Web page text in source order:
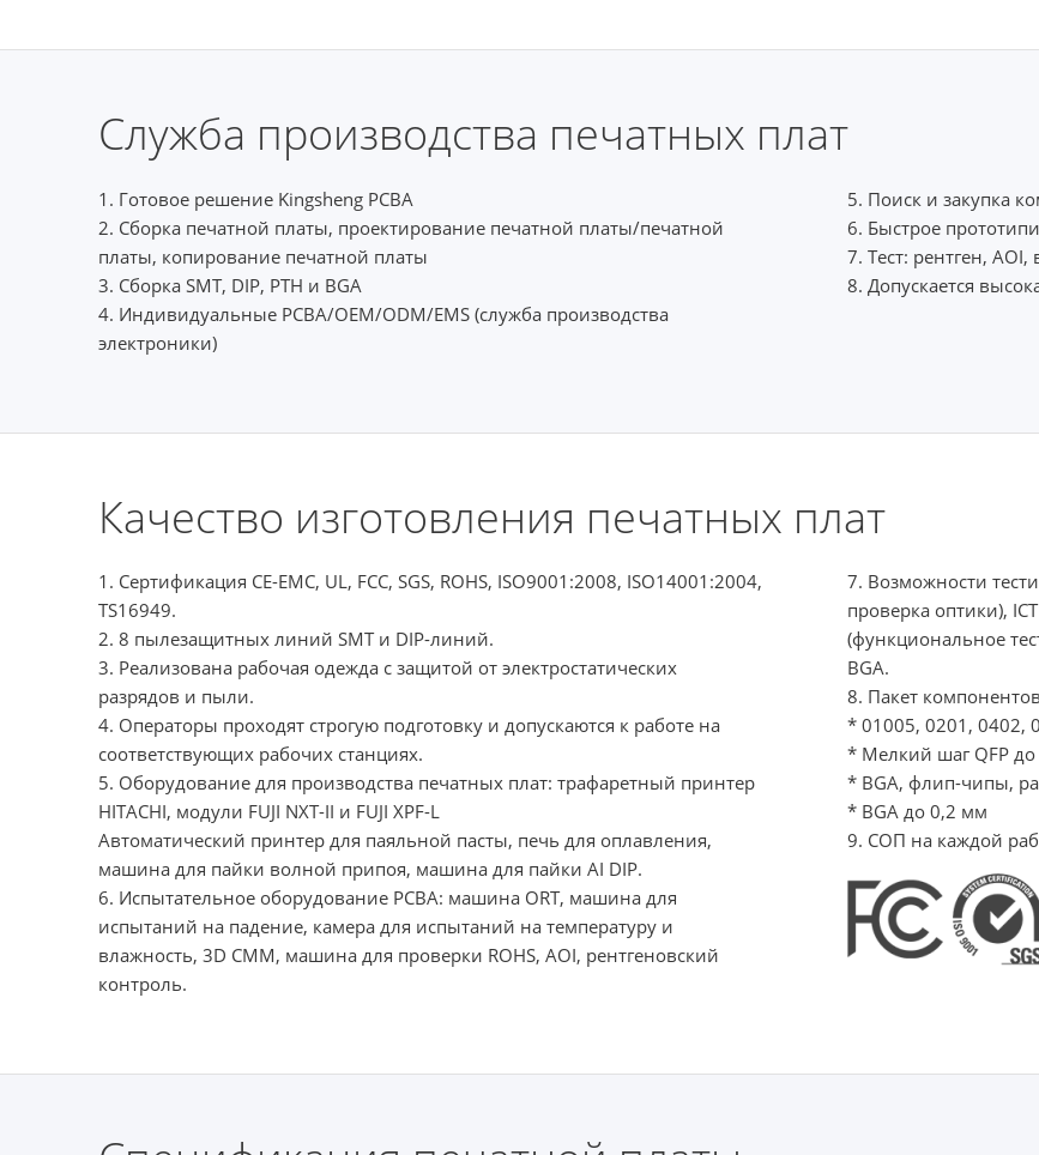
Служба производства печатных плат
1. Готовое решение Kingsheng PCBA
2. Сборка печатной платы, проектирование печатной платы/печатной
платы, копирование печатной платы
3. Сборка SMT, DIP, PTH и BGA
4. Индивидуальные PCBA/OEM/ODM/EMS (служба производства
электроники)
5. Поиск и закупка
6. Быстрое
7. Тест: рентген,
8. Допускается
Качество изготовления печатных плат
1. Сертификация CE-EMC, UL, FCC, SGS, ROHS, ISO9001:2008, ISO14001:2004,
TS16949.
2. 8 пылезащитных линий SMT и DIP-линий.
3. Реализована рабочая одежда с защитой от электростатических
разрядов и пыли.
4. Операторы проходят строгую подготовку и допускаются к работе на
соответствующих рабочих станциях.
5. Оборудование для производства печатных плат: трафаретный принтер
HITACHI, модули FUJI NXT-II и FUJI XPF-L
Автоматический принтер для паяльной пасты, печь для оплавления,
машина для пайки волной припоя, машина для пайки AI DIP.
6. Испытательное оборудование PCBA: машина ORT, машина для
испытаний на падение, камера для испытаний на температуру и
влажность, 3D CMM, машина для проверки ROHS, AOI, рентгеновский
контроль.
7. Возможности
проверка оптики),
(функциональное
BGA.
8. Пакет
* 01005, 0201, 0402,
* Мелкий шаг QFP
* BGA, флип-чипы,
* BGA до 0,2 мм
9. СОП на каждой